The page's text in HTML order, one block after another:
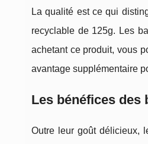
La qualité est ce qui
recyclable de 125g. Les
achetant ce produit, vous
avantage supplémentaire
Les bénéfices des
Outre leur goût délicieux,